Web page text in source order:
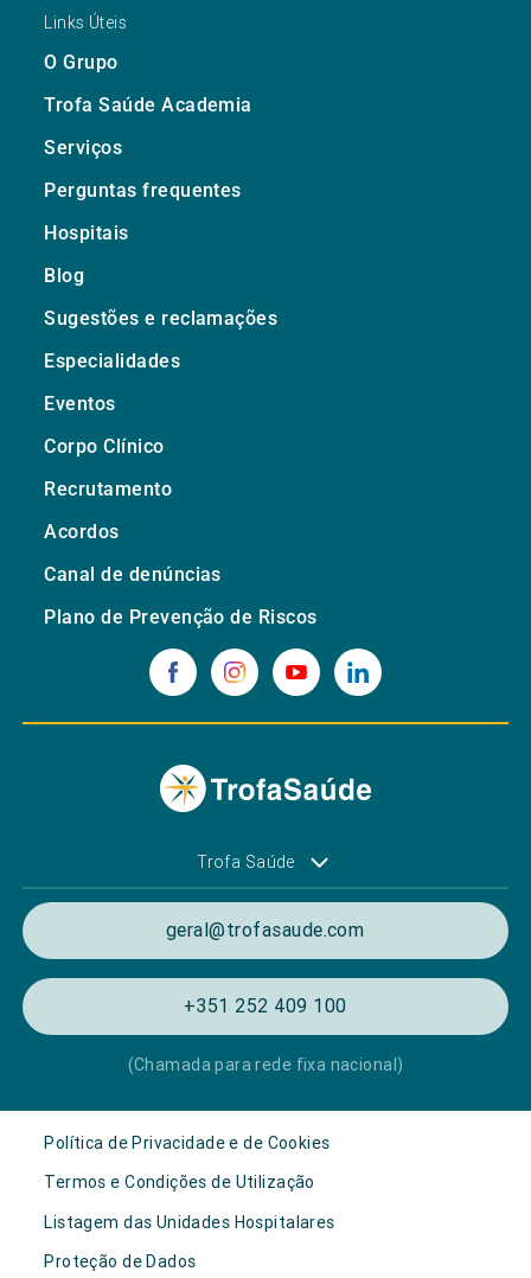
Links Úteis
O Grupo
Trofa Saúde Academia
Serviços
Perguntas frequentes
Hospitais
Blog
Sugestões e reclamações
Especialidades
Eventos
Corpo Clínico
Recrutamento
Acordos
Canal de denúncias
Plano de Prevenção de Riscos
Trofa Saúde
geral@trofasaude.com
+351 252 409 100
(Chamada para rede fixa nacional)
Política de Privacidade e de Cookies
Termos e Condições de Utilização
Listagem das Unidades Hospitalares
Proteção de Dados